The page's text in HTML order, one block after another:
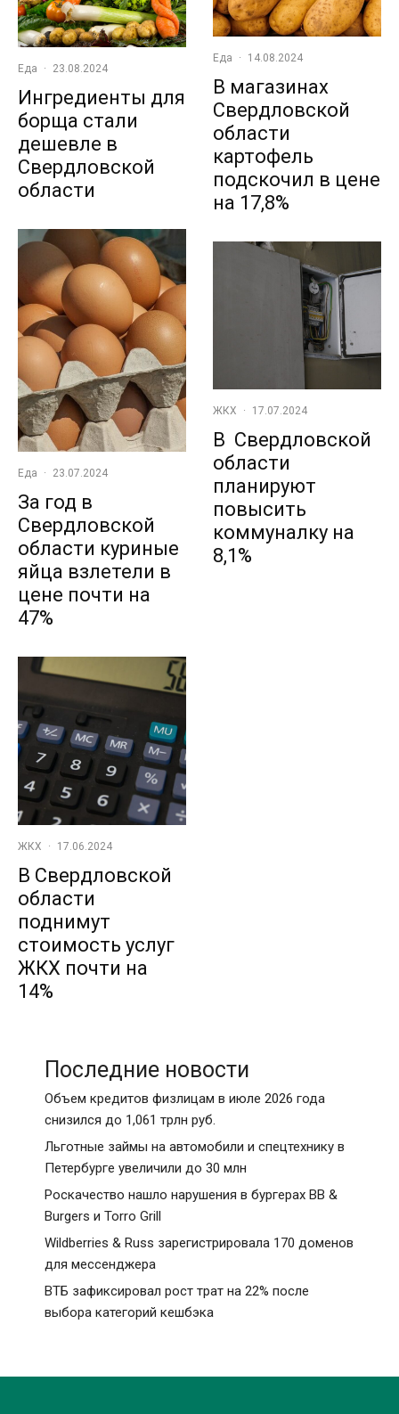
Еда · 23.08.2024
Ингредиенты для
борща стали
дешевле в
Свердловской
области
Еда · 23.07.2024
За год в
Свердловской
области куриные
яйца взлетели в
цене почти на
47%
ЖКХ · 17.06.2024
В Свердловской
области
поднимут
стоимость услуг
ЖКХ почти на
14%
Еда · 14.08.2024
В магазинах
Свердловской
области
картофель
подскочил в цене
на 17,8%
ЖКХ · 17.07.2024
В Свердловской
области
планируют
повысить
коммуналку на
8,1%
Последние новости
Объем кредитов физлицам в июле 2026 года
снизился до 1,061 трлн руб.
Льготные займы на автомобили и спецтехнику в
Петербурге увеличили до 30 млн
Роскачество нашло нарушения в бургерах BB &
Burgers и Torro Grill
Wildberries & Russ зарегистрировала 170 доменов
для мессенджера
ВТБ зафиксировал рост трат на 22% после
выбора категорий кешбэка